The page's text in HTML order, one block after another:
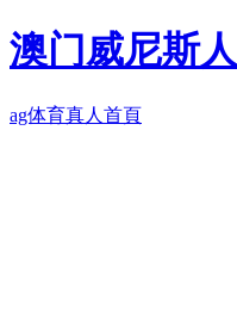
澳门威尼斯人
ag体育真人首頁